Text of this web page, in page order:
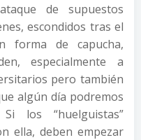
de supuestos
escondidos tras el
forma de capucha,
especialmente a
pero también
algún día podremos
los “huelguistas”
ella, deben empezar